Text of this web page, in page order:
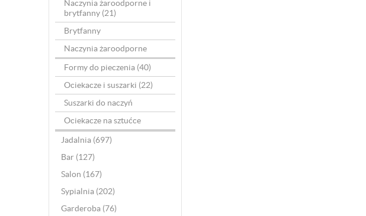
Naczynia żaroodporne i
brytfanny (21)
Brytfanny
Naczynia żaroodporne
Formy do pieczenia (40)
Ociekacze i suszarki (22)
Suszarki do naczyń
Ociekacze na sztućce
Jadalnia (697)
Bar (127)
Salon (167)
Sypialnia (202)
Garderoba (76)